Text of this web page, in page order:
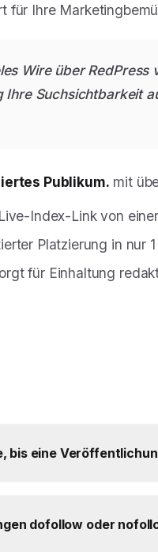
für Ihre
Wire über
Suchsichtbarkeit
Publikum. mit
Index-Link von
Platzierung in nur
für Einhaltung
bis eine
dofollow oder